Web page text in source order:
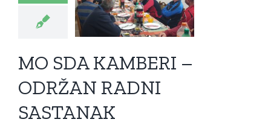
Novosti Vijesti
MO SDA KAMBERI –
ODRŽAN RADNI
SASTANAK